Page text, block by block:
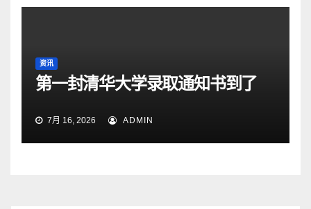
资讯
第一封清华大学录取通知书到了
7月 16, 2026 ADMIN